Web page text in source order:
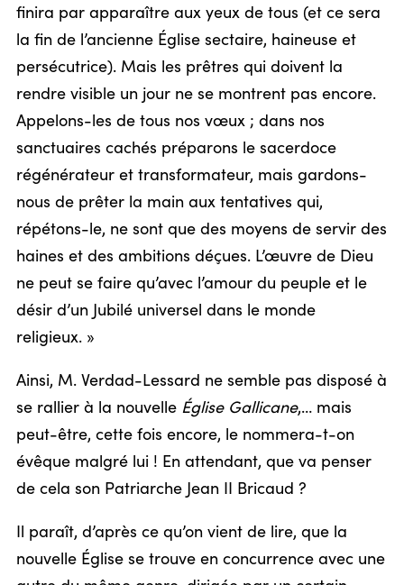
finira par apparaître aux yeux de tous (et ce sera
la fin de l’ancienne Église sectaire, haineuse et
persécutrice). Mais les prêtres qui doivent la
rendre visible un jour ne se montrent pas encore.
Appelons-les de tous nos vœux ; dans nos
sanctuaires cachés préparons le sacerdoce
régénérateur et transformateur, mais gardons-
nous de prêter la main aux tentatives qui,
répétons-le, ne sont que des moyens de servir des
haines et des ambitions déçues. L’œuvre de Dieu
ne peut se faire qu’avec l’amour du peuple et le
désir d’un Jubilé universel dans le monde
religieux. »
Ainsi, M. Verdad-Lessard ne semble pas disposé à
se rallier à la nouvelle Église Gallicane,… mais
peut-être, cette fois encore, le nommera-t-on
évêque malgré lui ! En attendant, que va penser
de cela son Patriarche Jean II Bricaud ?
Il paraît, d’après ce qu’on vient de lire, que la
nouvelle Église se trouve en concurrence avec une